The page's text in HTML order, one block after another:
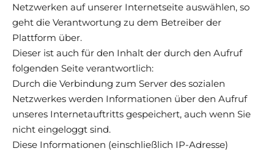
Netzwerken auf unserer Internetseite auswählen, so
geht die Verantwortung zu dem Betreiber der
Plattform über.
Dieser ist auch für den Inhalt der durch den Aufruf
folgenden Seite verantwortlich:
Durch die Verbindung zum Server des sozialen
Netzwerkes werden Informationen über den Aufruf
unseres Internetauftritts gespeichert, auch wenn Sie
nicht eingeloggt sind.
Diese Informationen (einschließlich IP-Adresse)